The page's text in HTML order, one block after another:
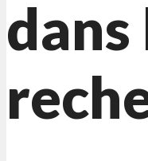
dans